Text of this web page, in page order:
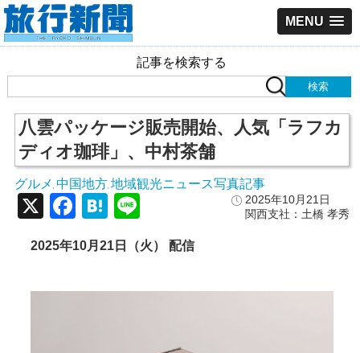
MENU
記事を検索する
八雲パッケージ販売開始、人気「ラフカ
ディオ珈琲」、中村茶舗
グルメ 中国地方 地域観光ニュース写真記事
2025年10月21日
関西支社：土橋 孝秀
X Facebook
Hatena
2025年10月21日（火） 配信